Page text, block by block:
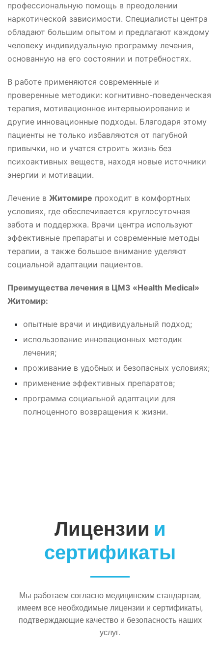
профессиональную помощь в преодолении
наркотической зависимости. Специалисты центра
обладают большим опытом и предлагают каждому
человеку индивидуальную программу лечения,
основанную на его состоянии и потребностях.
В работе применяются современные и
проверенные методики: когнитивно-поведенческая
терапия, мотивационное интервьюирование и
другие инновационные подходы. Благодаря этому
пациенты не только избавляются от пагубной
привычки, но и учатся строить жизнь без
психоактивных веществ, находя новые источники
энергии и мотивации.
Лечение в Житомире проходит в комфортных
условиях, где обеспечивается круглосуточная
забота и поддержка. Врачи центра используют
эффективные препараты и современные методы
терапии, а также большое внимание уделяют
социальной адаптации пациентов.
Преимущества лечения в ЦМЗ «Health Medical»
Житомир:
опытные врачи и индивидуальный подход;
использование инновационных методик
лечения;
проживание в удобных и безопасных условиях;
применение эффективных препаратов;
программа социальной адаптации для
полноценного возвращения к жизни.
Лицензии и
сертификаты
Мы работаем согласно медицинским стандартам,
имеем все необходимые лицензии и сертификаты,
подтверждающие качество и безопасность наших
услуг.